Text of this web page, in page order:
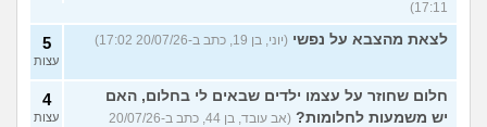
17:11)
לצאת מהצבא על נפשי (יוני, בן 19, כתב ב-20/07/26 17:02) 5
עצות
חלום שחוזר על עצמו ילדים שבאים לי בחלום, האם
יש משמעות לחלומות?
(אב עובד, בן 44, כתב ב-20/07/26
4
עצות